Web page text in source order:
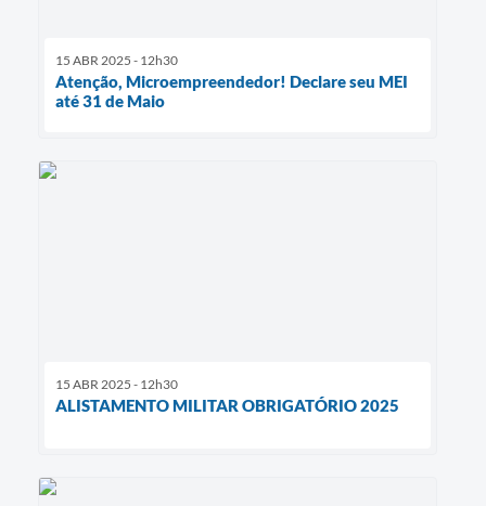
15 ABR 2025 - 12h30
Atenção, Microempreendedor! Declare seu MEI
até 31 de Maio
15 ABR 2025 - 12h30
ALISTAMENTO MILITAR OBRIGATÓRIO 2025